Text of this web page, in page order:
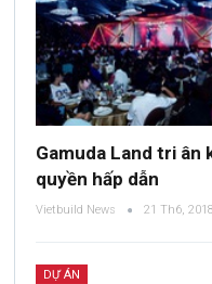
Gamuda Land tri ân
quyền hấp dẫn
Vietbuild News 21 Th6, 2018
DỰ ÁN